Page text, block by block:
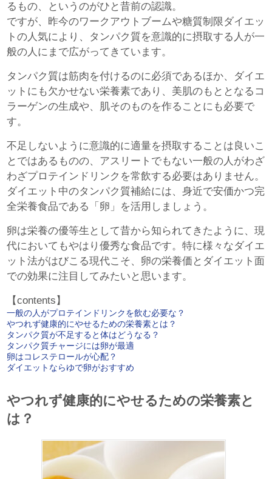
るもの、というのがひと昔前の認識。
ですが、昨今のワークアウトブームや糖質制限ダイエッ
トの人気により、タンパク質を意識的に摂取する人が一
般の人にまで広がってきています。
タンパク質は筋肉を付けるのに必須であるほか、ダイエ
ットにも欠かせない栄養素であり、美肌のもととなるコ
ラーゲンの生成や、肌そのものを作ることにも必要で
す。
不足しないように意識的に適量を摂取することは良いこ
とではあるものの、アスリートでもない一般の人がわざ
わざプロテインドリンクを常飲する必要はありません。
ダイエット中のタンパク質補給には、身近で安価かつ完
全栄養食品である「卵」を活用しましょう。
卵は栄養の優等生として昔から知られてきたように、現
代においてもやはり優秀な食品です。特に様々なダイエ
ット法がはびこる現代こそ、卵の栄養価とダイエット面
での効果に注目してみたいと思います。
【contents】
一般の人がプロテインドリンクを飲む必要な？
やつれず健康的にやせるための栄養素とは？
タンパク質が不足すると体はどうなる？
タンパク質チャージには卵が最適
卵はコレステロールが心配？
ダイエットならゆで卵がおすすめ
やつれず健康的にやせるための栄養素と
は？